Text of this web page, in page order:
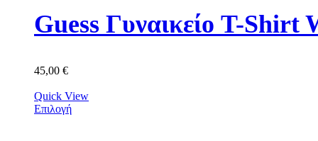
Guess Γυναικείο T-Shirt
45,00 €
Quick View
Επιλογή